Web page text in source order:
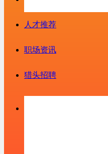
人才推荐
职场资讯
猎头招聘